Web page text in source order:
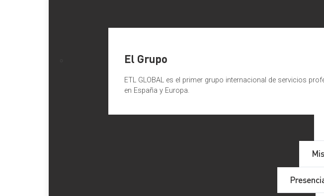
El Grupo
ETL GLOBAL es el primer grupo internacional de servicios
en España y Europa.